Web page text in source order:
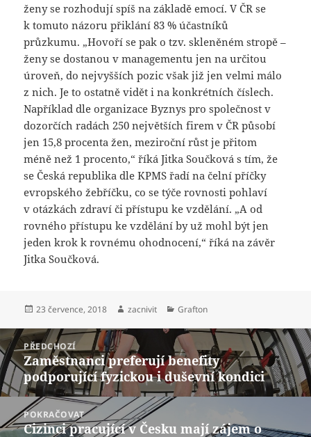
ženy se rozhodují spíš na základě emocí. V ČR se
k tomuto názoru přiklání 83 % účastníků
průzkumu. „Hovoří se pak o tzv. skleněném stropě –
ženy se dostanou v managementu jen na určitou
úroveň, do nejvyšších pozic však již jen velmi málo
z nich. Je to ostatně vidět i na konkrétních číslech.
Například dle organizace Byznys pro společnost v
dozorčích radách 250 největších firem v ČR působí
jen 15,8 procenta žen, meziroční růst je přitom
méně než 1 procento,“ říká Jitka Součková s tím, že
se Česká republika dle KPMS řadí na čelní příčky
evropského žebříčku, co se týče rovnosti pohlaví
v otázkách zdraví či přístupu ke vzdělání. „A od
rovného přístupu ke vzdělání by už mohl být jen
jeden krok k rovnému ohodnocení,“ říká na závěr
Jitka Součková.
Publikováno:
23 července, 2018 Autor:
zacnivit Rubriky:
Grafton
Navigace
pro
příspěvek
PŘEDCHOZÍ
Předchozí
příspěvek:
Zaměstnanci preferují benefity
podporující fyzickou i duševní kondici
POKRAČOVAT
Následující
Cizinci pracující v Česku mají zájem o